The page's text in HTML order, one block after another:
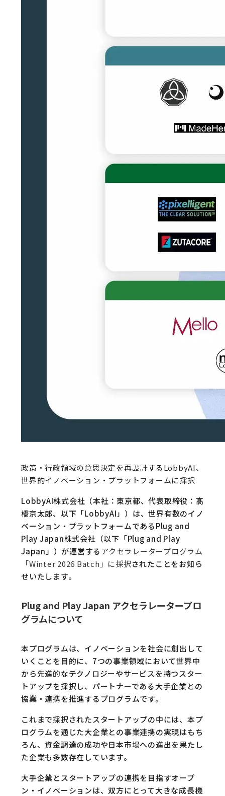
政策・行政領域の意思決定を再設計するLobbyAI、
世界的イノベーション・プラットフォームに採択
LobbyAI株式会社（本社：東京都、代表取締役：髙
橋京太郎、以下「LobbyAI」）は、世界有数のイノ
ベーション・プラットフォームであるPlug and
Play Japan株式会社（以下「Plug and Play
Japan」）が運営する アクセラレータープログラム
「Winter 2026 Batch」に採択されたことをお知ら
せいたします。
Plug and Play Japan アクセラレータープロ
グラムについて
本プログラムは、イノベーションを社会に創出して
いくことを目的に、7つの事業領域において世界中
から先進的なテクノロジーやサービスを持つスター
トアップを採択し、パートナーである大手企業との
協業・連携を推進するプログラムです。
これまで採択されたスタートアップの中には、本プ
ログラムを通じた大企業との事業連携の実現はもち
ろん、資金調達の成功や日本市場への進出を果たし
た企業も多数存在しています。
大手企業とスタートアップの連携を目指すオープ
ン・イノベーションは、双方にとって大きな成長機